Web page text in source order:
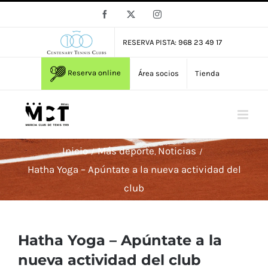
Facebook Instagram
RESERVA PISTA: 968 23 49 17
Reserva online Área socios Tienda
Inicio Más deporte Noticias
Hatha Yoga – Apúntate a la nueva actividad del
club
Hatha Yoga – Apúntate a la
nueva actividad del club